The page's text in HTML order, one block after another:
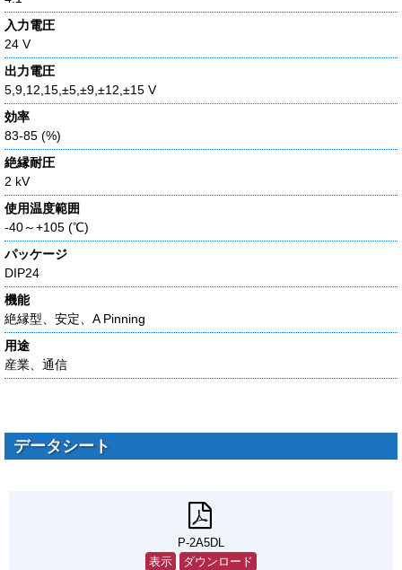
入力電圧
24 V
出力電圧
5,9,12,15,±5,±9,±12,±15 V
効率
83-85 (%)
絶縁耐圧
2 kV
使用温度範囲
-40～+105 (℃)
パッケージ
DIP24
機能
絶縁型、安定、A Pinning
用途
産業、通信
データシート
P-2A5DL
表示
ダウンロード